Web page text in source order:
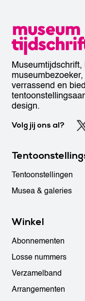
verrassend en
design.
Volg jij ons al?
Tentoonstellingen
Musea & galeries
Winkel
Abonnementen
Losse nummers
Verzamelband
Arrangementen